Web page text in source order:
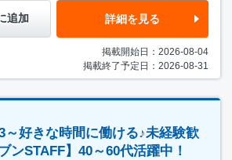
追加 詳細を見る
掲載開始日：2026-08-04
掲載終了予定日：2026-08-31
～好きな時間に働ける♪未経験歓
ンSTAFF】40～60代活躍中！